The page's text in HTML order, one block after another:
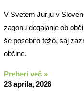
V Svetem Juriju v
zagonu dogajanje ob
še posebno težo, saj
občine.
Preberi več »
23 aprila, 2026